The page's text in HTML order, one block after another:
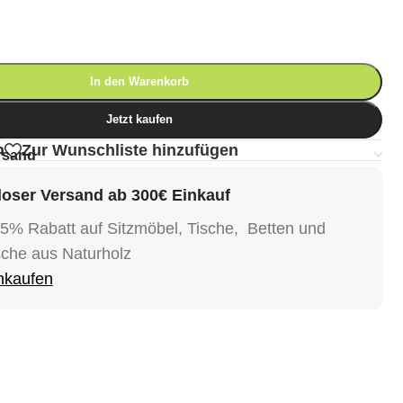
In den Warenkorb
Jetzt kaufen
Zur Wunschliste hinzufügen
Versand ab 300€ Einkauf
Rabatt auf Sitzmöbel, Tische, Betten und
aus Naturholz